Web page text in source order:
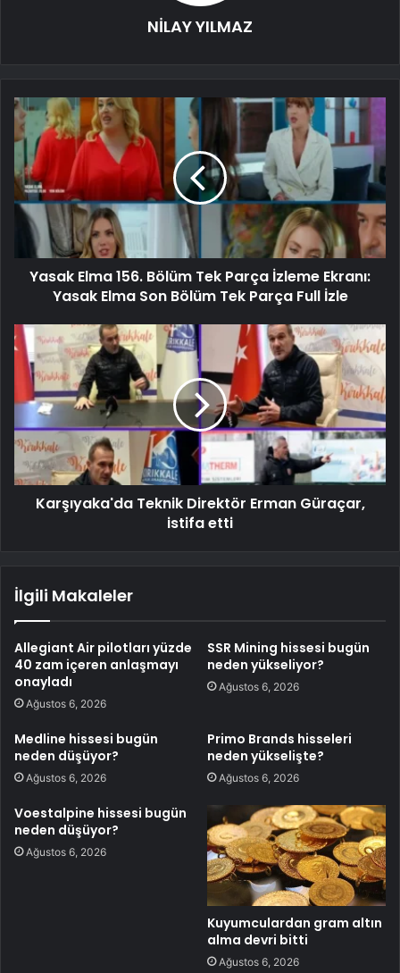
NİLAY YILMAZ
Yasak Elma 156. Bölüm Tek Parça İzleme Ekranı:
Yasak Elma Son Bölüm Tek Parça Full İzle
Karşıyaka'da Teknik Direktör Erman Güraçar,
istifa etti
İlgili Makaleler
Allegiant Air pilotları yüzde
40 zam içeren anlaşmayı
onayladı
Ağustos 6, 2026
SSR Mining hissesi bugün
neden yükseliyor?
Ağustos 6, 2026
Medline hissesi bugün
neden düşüyor?
Ağustos 6, 2026
Primo Brands hisseleri
neden yükselişte?
Ağustos 6, 2026
Voestalpine hissesi bugün
neden düşüyor?
Ağustos 6, 2026
Kuyumculardan gram altın
alma devri bitti
Ağustos 6, 2026